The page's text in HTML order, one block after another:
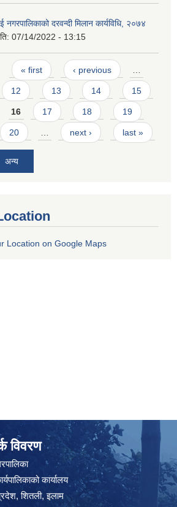
नगरपालिकाको दरवन्दी मिलान कार्यविधि, २०७४
07/14/2022 - 13:15
« first ‹ previous
12 13 14 15
16 17 18 19
20 next › last »
अन्य
Location on Google Maps
विवरण
कार्यालय
शितली, इलाम